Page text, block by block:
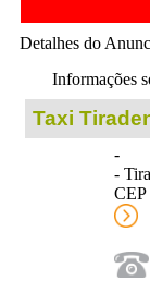
Detalhes do
Informações
Taxi
-
-
CEP